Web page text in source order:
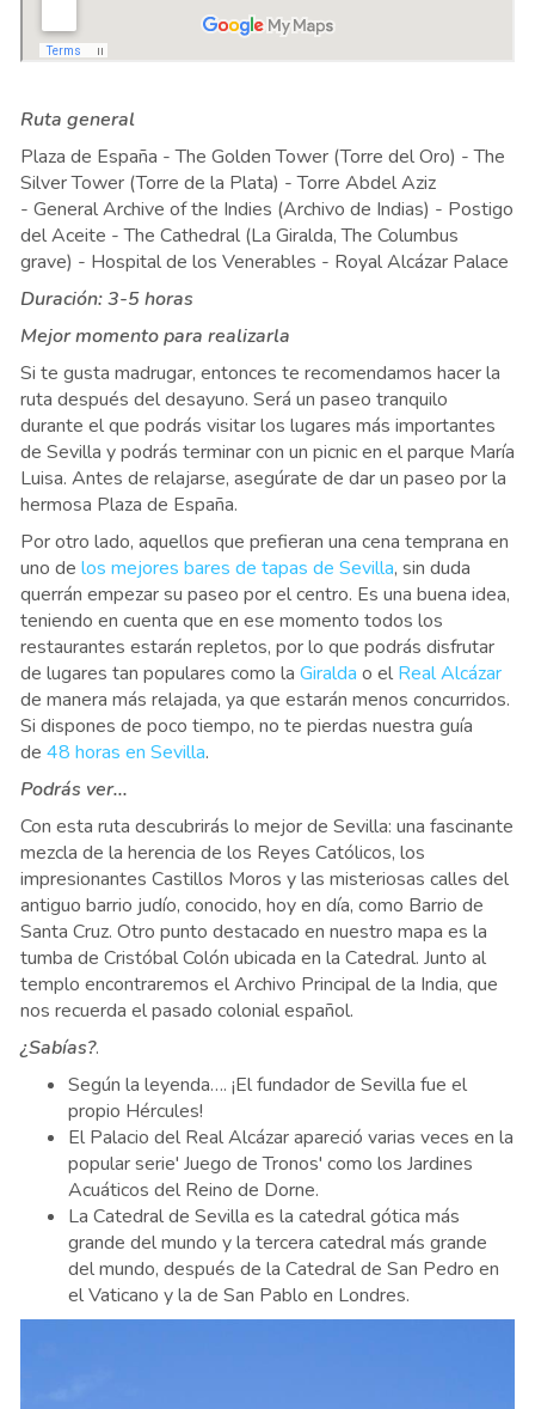
Ruta general
Plaza de España - The Golden Tower (Torre del Oro) - The
Silver Tower (Torre de la Plata) - Torre Abdel Aziz
- General Archive of the Indies (Archivo de Indias) - Postigo
del Aceite - The Cathedral (La Giralda, The Columbus
grave) - Hospital de los Venerables - Royal Alcázar Palace
Duración: 3-5 horas
Mejor momento para realizarla
Si te gusta madrugar, entonces te recomendamos hacer la
ruta después del desayuno. Será un paseo tranquilo
durante el que podrás visitar los lugares más importantes
de Sevilla y podrás terminar con un picnic en el parque María
Luisa. Antes de relajarse, asegúrate de dar un paseo por la
hermosa Plaza de España.
Por otro lado, aquellos que prefieran una cena temprana en
uno de los mejores bares de tapas de Sevilla, sin duda
querrán empezar su paseo por el centro. Es una buena idea,
teniendo en cuenta que en ese momento todos los
restaurantes estarán repletos, por lo que podrás disfrutar
de lugares tan populares como la Giralda o el Real Alcázar
de manera más relajada, ya que estarán menos concurridos.
Si dispones de poco tiempo, no te pierdas nuestra guía
de 48 horas en Sevilla.
Podrás ver...
Con esta ruta descubrirás lo mejor de Sevilla: una fascinante
mezcla de la herencia de los Reyes Católicos, los
impresionantes Castillos Moros y las misteriosas calles del
antiguo barrio judío, conocido, hoy en día, como Barrio de
Santa Cruz. Otro punto destacado en nuestro mapa es la
tumba de Cristóbal Colón ubicada en la Catedral. Junto al
templo encontraremos el Archivo Principal de la India, que
nos recuerda el pasado colonial español.
¿Sabías?.
Según la leyenda…. ¡El fundador de Sevilla fue el
propio Hércules!
El Palacio del Real Alcázar apareció varias veces en la
popular serie' Juego de Tronos' como los Jardines
Acuáticos del Reino de Dorne.
La Catedral de Sevilla es la catedral gótica más
grande del mundo y la tercera catedral más grande
del mundo, después de la Catedral de San Pedro en
el Vaticano y la de San Pablo en Londres.